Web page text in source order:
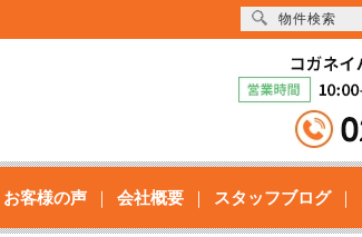
お客様の声 会社概要 スタッフブログ
物件検索